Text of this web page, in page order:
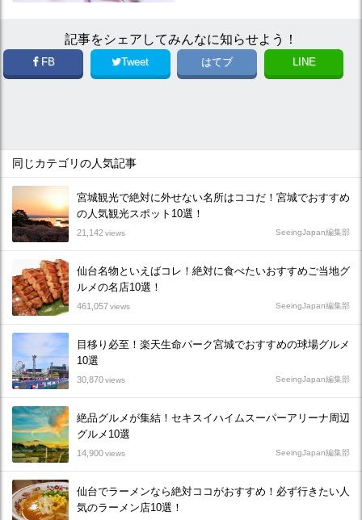
記事をシェアしてみんなに知らせよう！
FB Tweet はてブ LINE
同じカテゴリの人気記事
宮城観光で絶対に外せない名所はココだ！宮城でおすすめ
の人気観光スポット10選！
21,142views SeeingJapan編集部
仙台名物といえばコレ！絶対に食べたいおすすめご当地グ
ルメの名店10選！
461,057views SeeingJapan編集部
目移り必至！楽天生命パーク宮城でおすすめの球場グルメ
10選
30,870views SeeingJapan編集部
絶品グルメが集結！セキスイハイムスーパーアリーナ周辺
グルメ10選
14,900views SeeingJapan編集部
仙台でラーメンなら絶対ココがおすすめ！必ず行きたい人
気のラーメン店10選！